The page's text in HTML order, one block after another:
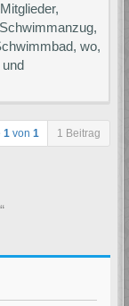
wo,
1 von 1 1 Beitrag